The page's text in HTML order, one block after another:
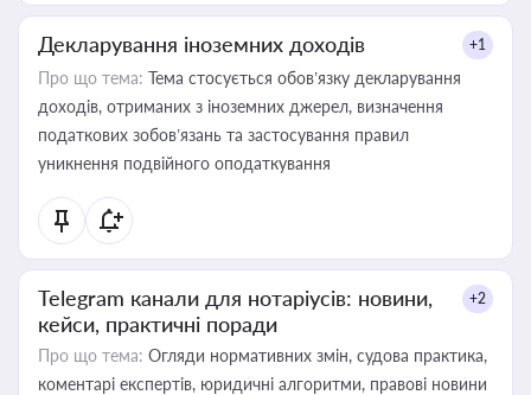
Декларування іноземних доходів +1
Про що тема: Тема стосується обов’язку декларування
доходів, отриманих з іноземних джерел, визначення
податкових зобов’язань та застосування правил
уникнення подвійного оподаткування
Telegram канали для нотаріусів: новини,
кейси, практичні поради
+2
Про що тема: Огляди нормативних змін, судова практика,
коментарі експертів, юридичні алгоритми, правові новини